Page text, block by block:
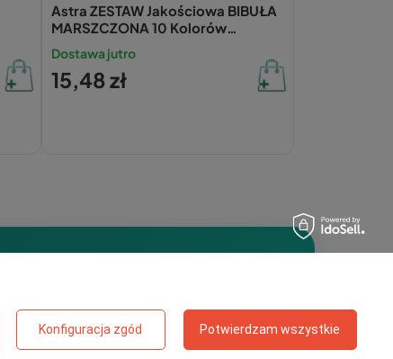
Astra ZESTAW Jakościowa BIBUŁA
MARSZCZONA 10 Kolorów
Dostawa jutro
15,48 zł
Konfiguracja zgód Potwierdzam wszystkie